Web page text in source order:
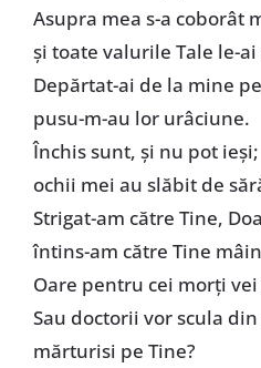
Asupra mea s-a coborât
și toate valurile Tale le-
Depărtat-ai de la mine
pusu-m-au lor urâciune.
Închis sunt, și nu pot ieși;
ochii mei au slăbit de
Strigat-am către Tine,
întins-am către Tine
Oare pentru cei morți
Sau doctorii vor scula
mărturisi pe Tine?